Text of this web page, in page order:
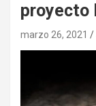
proyecto
marzo 26, 2021